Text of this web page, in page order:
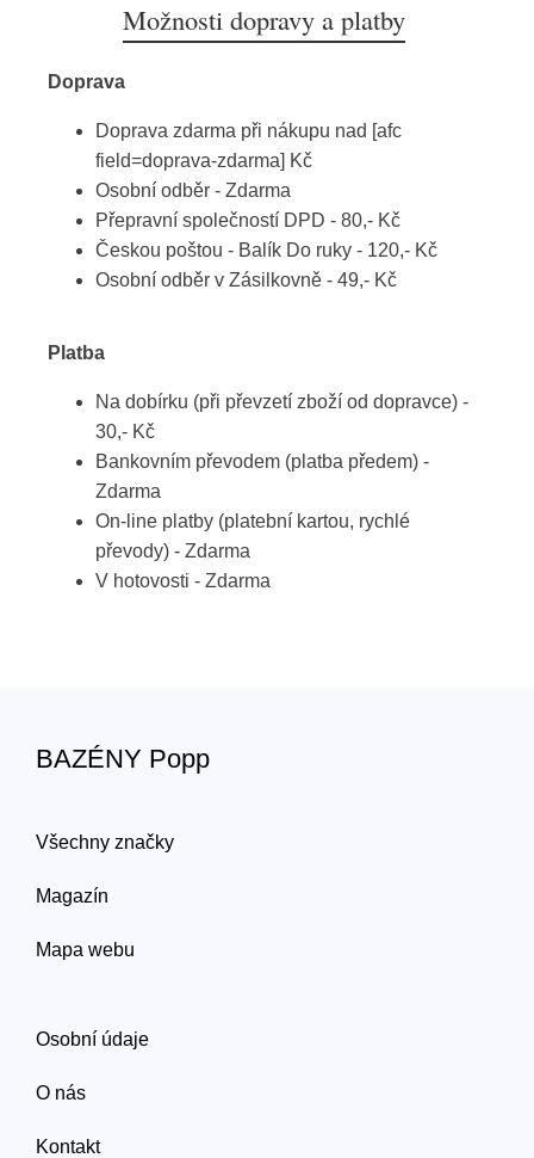
Možnosti dopravy a platby
Doprava
Doprava zdarma při nákupu nad [afc
field=doprava-zdarma] Kč
Osobní odběr - Zdarma
Přepravní společností DPD - 80,- Kč
Českou poštou - Balík Do ruky - 120,- Kč
Osobní odběr v Zásilkovně - 49,- Kč
Platba
Na dobírku (při převzetí zboží od dopravce) -
30,- Kč
Bankovním převodem (platba předem) -
Zdarma
On-line platby (platební kartou, rychlé
převody) - Zdarma
V hotovosti - Zdarma
BAZÉNY Popp
Všechny značky
Magazín
Mapa webu
Osobní údaje
O nás
Kontakt